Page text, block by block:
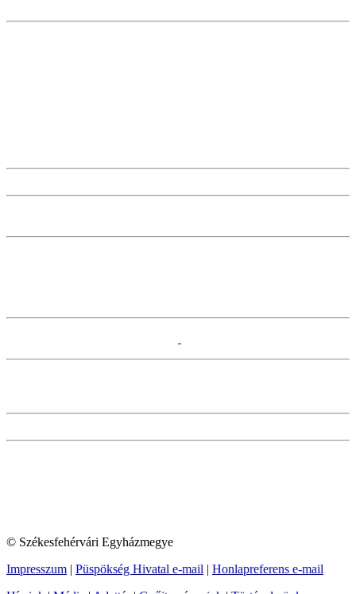
© Székesfehérvári Egyházmegye
Impresszum | Püspökség Hivatal e-mail | Honlapreferens e-mail